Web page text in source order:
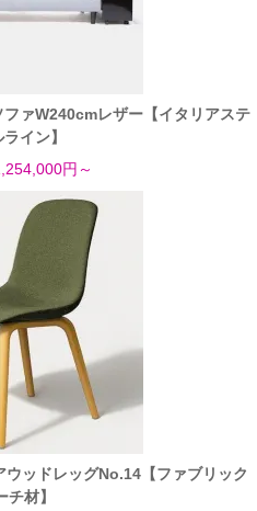
ァW240cmレザー【イタリアステ
イン】
円～
ッドレッグNo.14【ファブリック
チ材】